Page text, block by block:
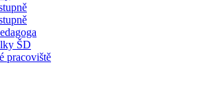
ŠD
pracoviště